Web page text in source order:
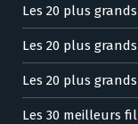
Les 20 plus
Les 20 plus
Les 20 plus
Les 30 meilleurs